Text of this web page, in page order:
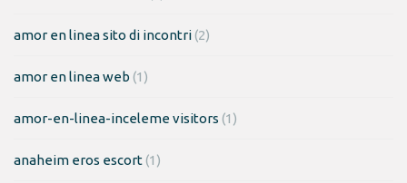
amor en linea sito di incontri(2)
amor en linea web (1)
amor-en-linea-inceleme visitors (1)
anaheim eros escort(1)